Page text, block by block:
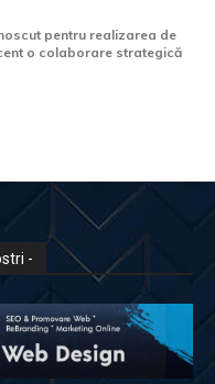
pentru realizarea de
o colaborare strategică
-